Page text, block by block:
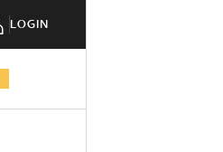
LOGIN